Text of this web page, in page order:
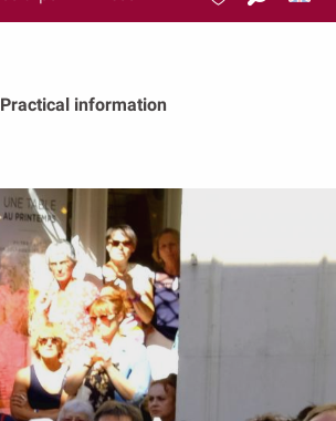
Search
Practical information